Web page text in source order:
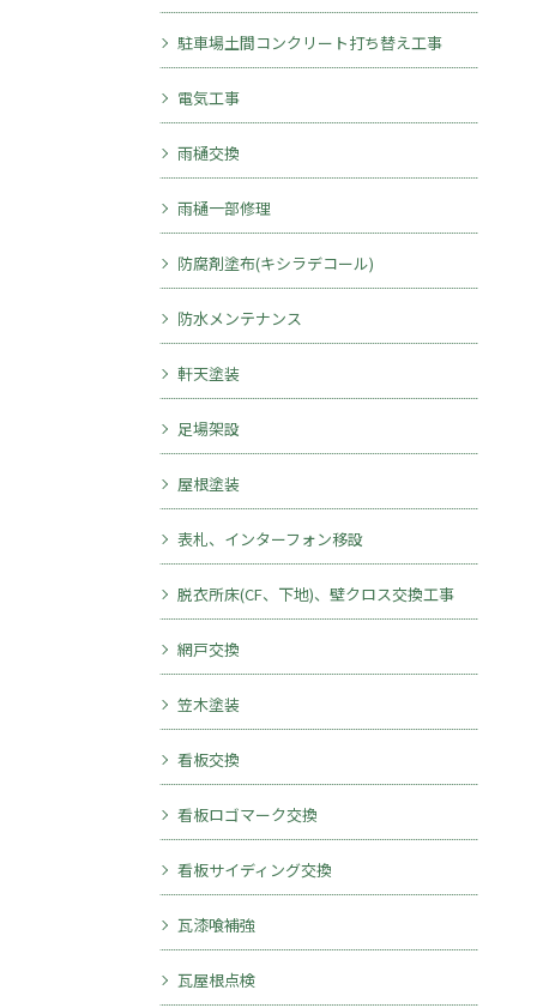
駐車場土間コンクリート打ち替え工事
電気工事
雨樋交換
雨樋一部修理
防腐剤塗布(キシラデコール)
防水メンテナンス
軒天塗装
足場架設
屋根塗装
表札、インターフォン移設
脱衣所床(CF、下地)、壁クロス交換工事
網戸交換
笠木塗装
看板交換
看板ロゴマーク交換
看板サイディング交換
瓦漆喰補強
瓦屋根点検
無料診断・お見積り